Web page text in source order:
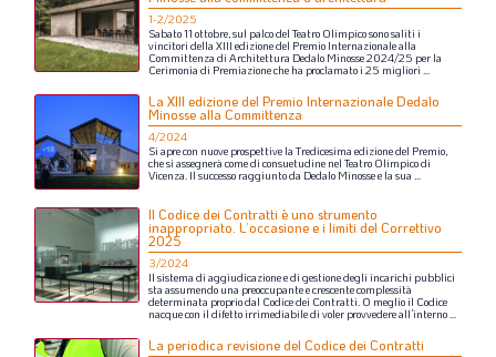
1-2/2025
Sabato11 ottobre,sul palcodel Teatro Olimpicosonosaliti i
vincitori della XIII edizionedel Premio Internazionalealla
Committenza di Architettura Dedalo Minosse2024/25 per la
Cerimonia di Premiazioneche ha proclamatoi 25 migliori ...
La XIII edizione del Premio Internazionale Dedalo
Minosse alla Committenza
4/2024
Si aprecon nuove prospettive la Tredicesima edizionedel Premio,
chesi assegnerà comedi consuetudine nel Teatro Olimpicodi
Vicenza. Il successo raggiuntoda Dedalo Minossee la sua ...
Il Codice dei Contratti è uno strumento
inappropriato. L’occasione e i limiti del Correttivo
2025
3/2024
Il sistema di aggiudicazioneedi gestionedegli incarichi pubblici
sta assumendo una preoccupanteecrescentecomplessità
determinata propriodal Codicedei Contratti. O meglioil Codice
nacquecon il difettoirrimediabiledi voler provvedereall’interno...
La periodica revisione del Codice dei Contratti